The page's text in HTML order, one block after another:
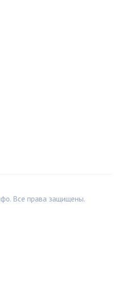
Все права защищены.